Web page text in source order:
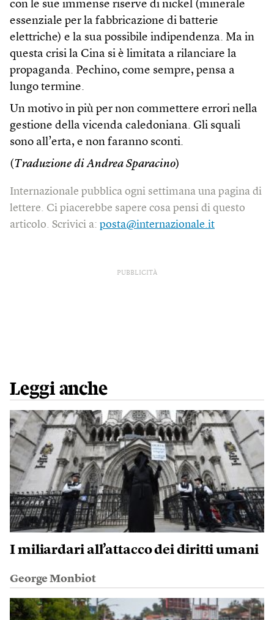
con le sue immense riserve di nickel (minerale
essenziale per la fabbricazione di batterie
elettriche) e la sua possibile indipendenza. Ma in
questa crisi la Cina si è limitata a rilanciare la
propaganda. Pechino, come sempre, pensa a
lungo termine.
Un motivo in più per non commettere errori nella
gestione della vicenda caledoniana. Gli squali
sono all’erta, e non faranno sconti.
(Traduzione di Andrea Sparacino)
Internazionale pubblica ogni settimana una pagina di
lettere. Ci piacerebbe sapere cosa pensi di questo
articolo. Scrivici a: posta@internazionale.it
PUBBLICITÀ
Leggi anche
I miliardari all’attacco dei diritti umani
George Monbiot